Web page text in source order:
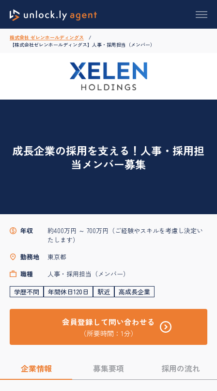
株式会社 ゼレンホールディングス
【株式会社ゼレンホールディングス】人事・採用担当（メンバー）
成長企業の採用を支える！人事・採用担
当メンバー募集
年収
約400万円 ～ 700万円（ご経験やスキルを考慮し決定い
たします）
勤務地
東京都
職種
人事・採用担当（メンバー）
学歴不問
年間休日120日 駅近 高成長企業
会員登録して問い合わせる
（所要時間：1分）
企業情報 募集要項 採用の流れ